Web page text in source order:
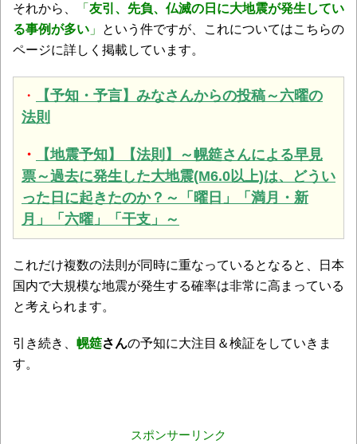
それから、 「 友引、先負、仏滅の日に大地震が発生してい
る事例が多い 」
という件ですが、これについてはこちらの
ページに詳しく掲載しています。
・
【予知・予言】みなさんからの投稿～六曜の
法則
・
【地震予知】【法則】～幌筵さんによる早見
票～過去に発生した大地震(M6.0以上)は、どうい
った日に起きたのか？～「曜日」「満月・新
月」「六曜」「干支」～
これだけ複数の法則が同時に重なっているとなると、日本
国内で大規模な地震が発生する確率は非常に高まっている
と考えられます。
引き続き、 幌筵さんの予知に大注目＆検証をしていきま
す。
スポンサーリンク